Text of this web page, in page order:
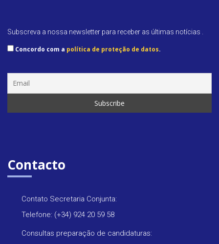
Subscreva a nossa newsletter para receber as últimas notícias .
Concordo com a política de proteção de datos.
Contacto
Contato Secretaria Conjunta:
Telefone: (+34) 924 20 59 58
Consultas preparação de candidaturas: